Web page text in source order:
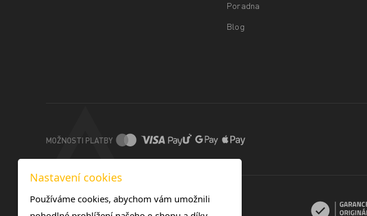
Poradna
Blog
MOŽNOSTI PLATBY
Nastavení cookies
Používáme cookies, abychom vám umožnili